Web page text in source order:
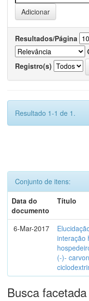
Resultados/Página
Registro(s)
Resultado 1-1 de 1.
Conjunto de itens:
Data do
documento
Título
6-Mar-2017
interação
(-)-
Busca facetada